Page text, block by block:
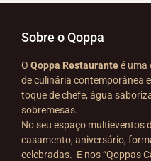
Sobre o Qoppa
O Qoppa Restauranteé uma
de culinária contemporânea
toque de chefe, água
sobremesas.
No seu espaço multieventos
casamento, aniversário,
celebradas. E nos “Qoppas